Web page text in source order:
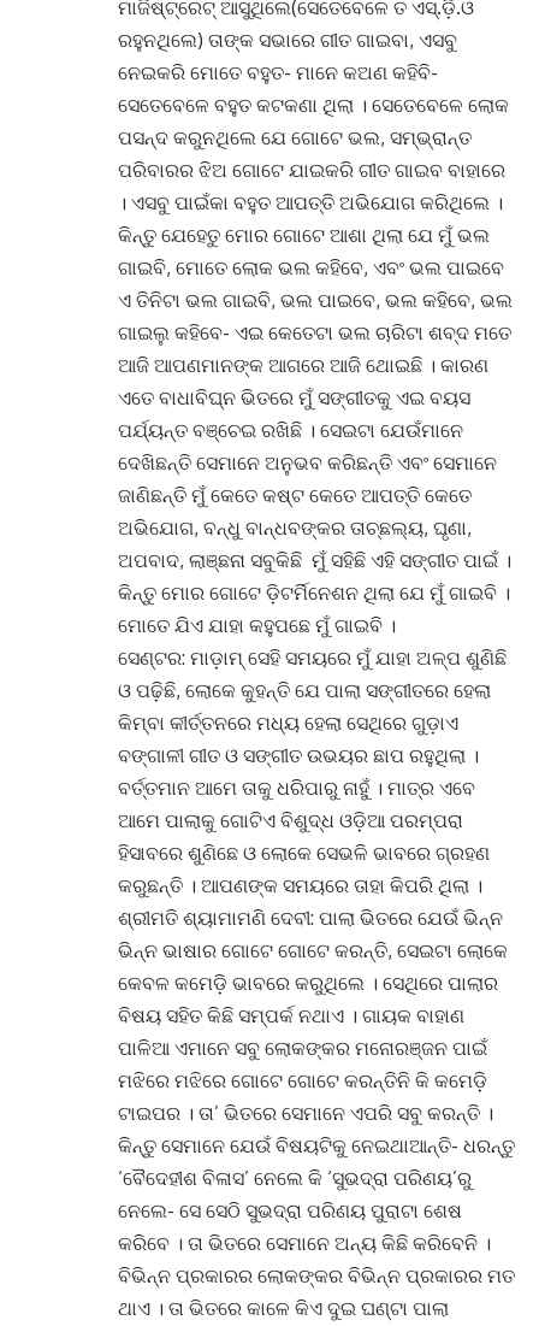
ମାଜିଷ୍ଟ୍ରେଟ୍ ଆସୁଥିଲେ(ସେତେବେଳେ ତ ଏସ୍.ଡ଼ି.ଓ
ରହୁନଥିଲେ) ତାଙ୍କ ସଭାରେ ଗୀତ ଗାଇବା, ଏସବୁ
ନେଇକରି ମୋତେ ବହୁତ- ମାନେ କଅଣ କହିବି-
ସେତେବେଳେ ବହୁତ କଟକଣା ଥିଲା । ସେତେବେଳେ ଲୋକ
ପସନ୍ଦ କରୁନଥିଲେ ଯେ ଗୋଟେ ଭଲ, ସମ୍ଭ୍ରାନ୍ତ
ପରିବାରର ଝିଅ ଗୋଟେ ଯାଇକରି ଗୀତ ଗାଇବ ବାହାରେ
। ଏସବୁ ପାଇଁକା ବହୁତ ଆପତ୍ତି ଅଭିଯୋଗ କରିଥିଲେ ।
କିନ୍ତୁ ଯେହେତୁ ମୋର ଗୋଟେ ଆଶା ଥିଲା ଯେ ମୁଁ ଭଲ
ଗାଇବି, ମୋତେ ଲୋକ ଭଲ କହିବେ, ଏବଂ ଭଲ ପାଇବେ
ଏ ତିନିଟା ଭଲ ଗାଇବି, ଭଲ ପାଇବେ, ଭଲ କହିବେ, ଭଲ
ଗାଇଲୁ କହିବେ- ଏଇ କେତେଟା ଭଲ ଚାରିଟା ଶବ୍ଦ ମତେ
ଆଜି ଆପଣମାନଙ୍କ ଆଗରେ ଆଜି ଥୋଇଛି । କାରଣ
ଏତେ ବାଧାବିଘ୍ନ ଭିତରେ ମୁଁ ସଙ୍ଗୀତକୁ ଏଇ ବୟସ
ପର୍ଯ୍ୟନ୍ତ ବଞ୍ଚେଇ ରଖିଛି । ସେଇଟା ଯେଉଁମାନେ
ଦେଖିଛନ୍ତି ସେମାନେ ଅନୁଭବ କରିଛନ୍ତି ଏବଂ ସେମାନେ
ଜାଣିଛନ୍ତି ମୁଁ କେତେ କଷ୍ଟ କେତେ ଆପତ୍ତି କେତେ
ଅଭିଯୋଗ, ବନ୍ଧୁ ବାନ୍ଧବଙ୍କର ତାଚ୍ଛଲ୍ୟ, ଘୃଣା,
ଅପବାଦ, ଲାଞ୍ଛନା ସବୁକିଛି ମୁଁ ସହିଛି ଏହି ସଙ୍ଗୀତ ପାଇଁ ।
କିନ୍ତୁ ମୋର ଗୋଟେ ଡ଼ିଟର୍ମିନେଶନ ଥିଲା ଯେ ମୁଁ ଗାଇବି ।
ମୋତେ ଯିଏ ଯାହା କହୁପଛେ ମୁଁ ଗାଇବି ।
ସେଣ୍ଟର: ମାଡ଼ାମ୍ ସେହି ସମୟରେ ମୁଁ ଯାହା ଅଳ୍ପ ଶୁଣିଛି
ଓ ପଢ଼ିଛି, ଲୋକେ କୁହନ୍ତି ଯେ ପାଲା ସଙ୍ଗୀତରେ ହେଲା
କିମ୍ବା କୀର୍ତ୍ତନରେ ମଧ୍ୟ ହେଲା ସେଥିରେ ଗୁଡ଼ାଏ
ବଙ୍ଗାଳୀ ଗୀତ ଓ ସଙ୍ଗୀତ ଉଭୟର ଛାପ ରହୁଥିଲା ।
ବର୍ତ୍ତମାନ ଆମେ ତାକୁ ଧରିପାରୁ ନାହୁଁ । ମାତ୍ର ଏବେ
ଆମେ ପାଲାକୁ ଗୋଟିଏ ବିଶୁଦ୍ଧ ଓଡ଼ିଆ ପରମ୍ପରା
ହିସାବରେ ଶୁଣିଛେ ଓ ଲୋକେ ସେଭଳି ଭାବରେ ଗ୍ରହଣ
କରୁଛନ୍ତି । ଆପଣଙ୍କ ସମୟରେ ତାହା କିପରି ଥିଲା ।
ଶ୍ରୀମତି ଶ୍ୟାମାମଣି ଦେବୀ: ପାଲା ଭିତରେ ଯେଉଁ ଭିନ୍ନ
ଭିନ୍ନ ଭାଷାର ଗୋଟେ ଗୋଟେ କରନ୍ତି, ସେଇଟା ଲୋକେ
କେବଳ କମେଡ଼ି ଭାବରେ କରୁଥିଲେ । ସେଥିରେ ପାଲାର
ବିଷୟ ସହିତ କିଛି ସମ୍ପର୍କ ନଥାଏ । ଗାୟକ ବାହାଣ
ପାଳିଆ ଏମାନେ ସବୁ ଲୋକଙ୍କର ମନୋରଞ୍ଜନ ପାଇଁ
ମଝିରେ ମଝିରେ ଗୋଟେ ଗୋଟେ କରନ୍ତିନି କି କମେଡ଼ି
ଟାଇପର । ତା’ ଭିତରେ ସେମାନେ ଏପରି ସବୁ କରନ୍ତି ।
କିନ୍ତୁ ସେମାନେ ଯେଉଁ ବିଷୟଟିକୁ ନେଇଥାଆନ୍ତି- ଧରନ୍ତୁ
‘ବୈଦେହୀଶ ବିଳାସ’ ନେଲେ କି ‘ସୁଭଦ୍ରା ପରିଣୟ’ରୁ
ନେଲେ- ସେ ସେଠି ସୁଭଦ୍ରା ପରିଣୟ ପୁରାଟା ଶେଷ
କରିବେ । ତା ଭିତରେ ସେମାନେ ଅନ୍ୟ କିଛି କରିବେନି ।
ବିଭିନ୍ନ ପ୍ରକାରର ଲୋକଙ୍କର ବିଭିନ୍ନ ପ୍ରକାରର ମତ
ଥାଏ । ତା ଭିତରେ କାଳେ କିଏ ଦୁଇ ଘଣ୍ଟା ପାଲା